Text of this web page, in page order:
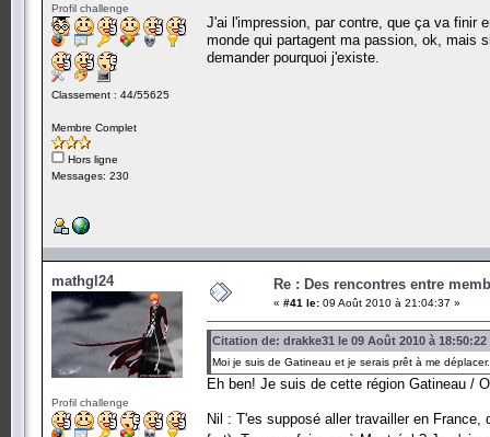
Profil challenge
Classement : 44/55625
Membre Complet
Hors ligne
Messages: 230
J'ai l'impression, par contre, que ça va finir
monde qui partagent ma passion, ok, mais
demander pourquoi j'existe.
mathgl24
Profil challenge
Re : Des rencontres entre
« #41 le: 09 Août 2010 à 21:04:37 »
Citation de: drakke31 le 09 Août 2010 à 18:50:22
Moi je suis de Gatineau et je serais prêt à me
Eh ben! Je suis de cette région Gatineau /
Nil : T'es supposé aller travailler en